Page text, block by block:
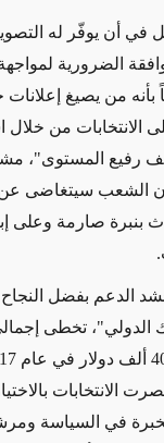
في أن يوفّر له
الضرورية لمواجهة
بأنه من يصيغ إعلانات
الانتخابات من خلال
رفيع المستوى"،
الشعب سيتغاضى عن
بنبرة صارمة وعلى
الدعم بفضل
الدولي"، تخطى
الانتخابات
في السياسة